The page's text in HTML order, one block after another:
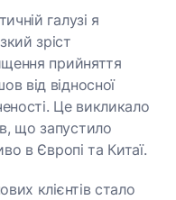
галузі я
зріст
прийняття
від відносної
Це викликало
що запустило
в Європі та Китаї.
клієнтів стало